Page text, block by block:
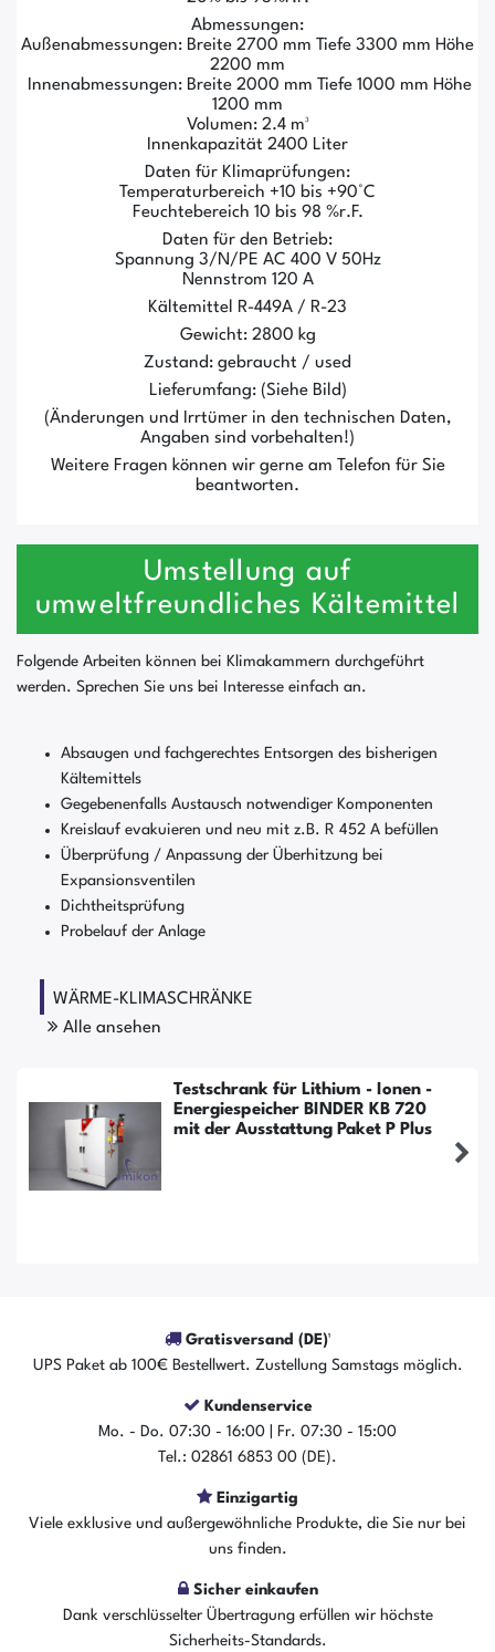
Abmessungen:
Außenabmessungen: Breite 2700 mm Tiefe 3300 mm Höhe
2200 mm
Innenabmessungen: Breite 2000 mm Tiefe 1000 mm Höhe
1200 mm
Volumen: 2.4 m³
Innenkapazität 2400 Liter
Daten für Klimaprüfungen:
Temperaturbereich +10 bis +90°C
Feuchtebereich 10 bis 98 %r.F.
Daten für den Betrieb:
Spannung 3/N/PE AC 400 V 50Hz
Nennstrom 120 A
Kältemittel R-449A / R-23
Gewicht: 2800 kg
Zustand: gebraucht / used
Lieferumfang: (Siehe Bild)
(Änderungen und Irrtümer in den technischen Daten,
Angaben sind vorbehalten!)
Weitere Fragen können wir gerne am Telefon für Sie
beantworten.
Umstellung auf
umweltfreundliches Kältemittel
Folgende Arbeiten können bei Klimakammern durchgeführt
werden. Sprechen Sie uns bei Interesse einfach an.
Absaugen und fachgerechtes Entsorgen des bisherigen
Kältemittels
Gegebenenfalls Austausch notwendiger Komponenten
Kreislauf evakuieren und neu mit z.B. R 452 A befüllen
Überprüfung / Anpassung der Überhitzung bei
Expansionsventilen
Dichtheitsprüfung
Probelauf der Anlage
WÄRME-KLIMASCHRÄNKE
Alle ansehen
Testschrank für Lithium - Ionen -
Energiespeicher BINDER KB 720
mit der Ausstattung Paket P Plus
In den Warenkorb
Gratisversand (DE)¹
UPS Paket ab 100€ Bestellwert. Zustellung Samstags möglich.
Kundenservice
Mo. - Do. 07:30 - 16:00 | Fr. 07:30 - 15:00
Tel.: 02861 6853 00 (DE).
Einzigartig
Viele exklusive und außergewöhnliche Produkte, die Sie nur bei
uns finden.
Sicher einkaufen
Dank verschlüsselter Übertragung erfüllen wir höchste
Sicherheits-Standards.